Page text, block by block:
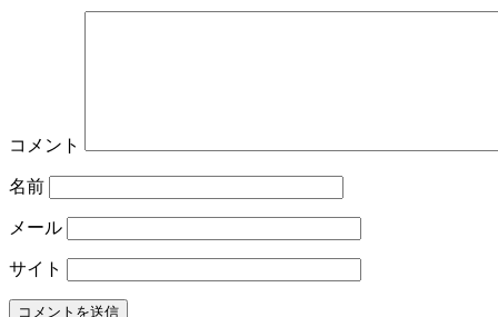
コメント
名前
メール
サイト